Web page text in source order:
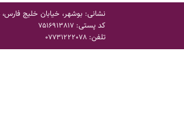
نشانی: بوشهر، خیابان خلیج
کد پستی:7516913817
تلفن:07731222078